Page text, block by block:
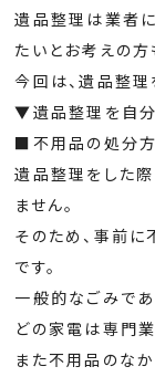
遺品整理は業者
たいとお考えの方
今回は、遺品整
▼遺品整理を自
■不用品の処分方
遺品整理をした
ません。
そのため、事前
です。
一般的なごみで
どの家電は専門
また不用品のな